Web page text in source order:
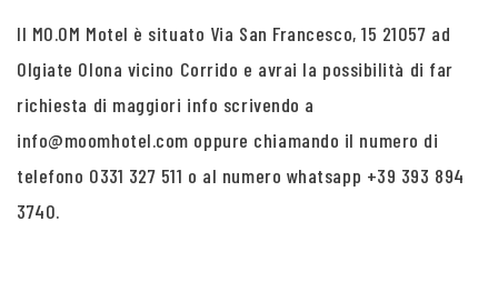
Il MO.OM Motel è situato Via San Francesco, 15 21057 ad
Olgiate Olona vicino Corrido e avrai la possibilità di far
richiesta di maggiori info scrivendo a
info@moomhotel.com oppure chiamando il numero di
telefono 0331 327 511 o al numero whatsapp +39 393 894
3740.